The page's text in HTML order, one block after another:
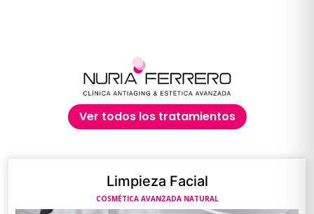
Ver todos los tratamientos
Limpieza Facial
COSMÉTICA AVANZADA NATURAL